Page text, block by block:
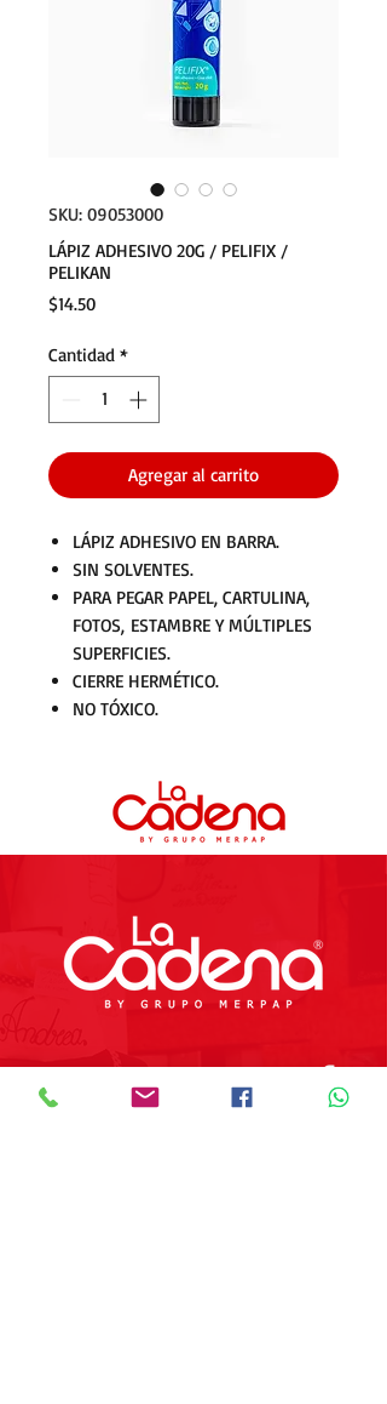
SKU: 09053000
LÁPIZ ADHESIVO 20G / PELIFIX /
PELIKAN
$14.50Precio
Cantidad *
Agregar al carrito
LÁPIZ ADHESIVO EN BARRA.
SIN SOLVENTES.
PARA PEGAR PAPEL, CARTULINA,
FOTOS, ESTAMBRE Y MÚLTIPLES
SUPERFICIES.
CIERRE HERMÉTICO.
NO TÓXICO.
Preguntas Frecuentes
Tienda